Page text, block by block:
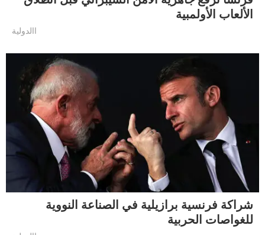
الألعاب الأولمبية
االدولية
شراكة فرنسية برازيلية في الصناعة النووية
للغواصات الحربية